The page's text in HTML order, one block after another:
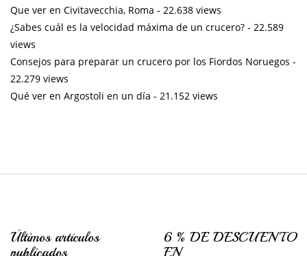
Que ver en Civitavecchia, Roma - 22.638 views
¿Sabes cuál es la velocidad máxima de un crucero? - 22.589
views
Consejos para preparar un crucero por los Fiordos Noruegos -
22.279 views
Qué ver en Argostoli en un día - 21.152 views
Últimos artículos
publicados
6 % DE DESCUENTO
EN